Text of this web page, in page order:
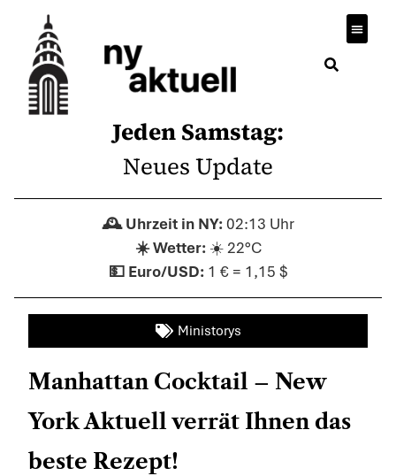
Jeden Samstag:
Neues Update
02:13 Uhr
☀️ 22°C
1 € = 1,15 $
Ministorys
Manhattan Cocktail – New
York Aktuell verrät Ihnen das
beste Rezept!